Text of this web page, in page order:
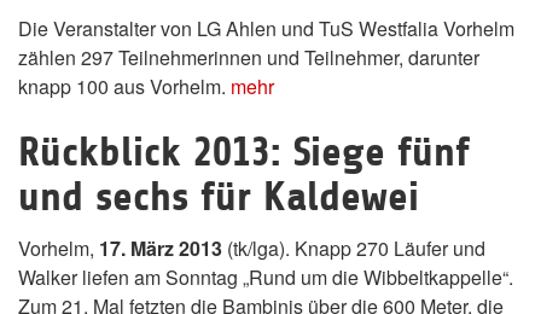
Die Veranstalter von LG Ahlen und TuS Westfalia Vorhelm
zählen 297 Teilnehmerinnen und Teilnehmer, darunter
knapp 100 aus Vorhelm. mehr
Rückblick 2013: Siege fünf
und sechs für Kaldewei
Vorhelm, 17. März 2013 (tk/lga). Knapp 270 Läufer und
Walker liefen am Sonntag „Rund um die Wibbeltkappelle“.
Zum 21. Mal fetzten die Bambinis über die 600 Meter, die